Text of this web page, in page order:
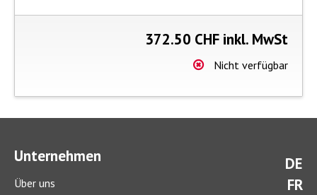
372.50 CHF inkl. MwSt
Nicht verfügbar
DE
FR
Unternehmen
Über uns